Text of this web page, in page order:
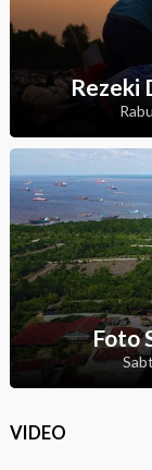
Rezeki
Foto
VIDEO